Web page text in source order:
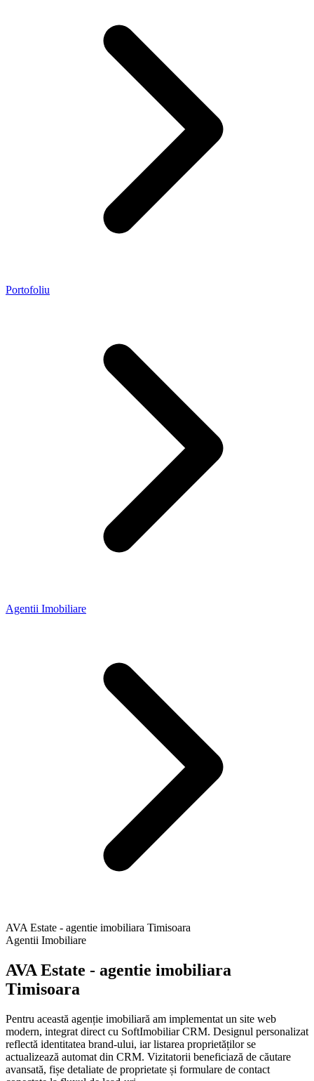
Portofoliu
Agentii Imobiliare
AVA Estate - agentie imobiliara Timisoara
Agentii Imobiliare
AVA Estate - agentie imobiliara
Timisoara
Pentru această agenție imobiliară am implementat un site web
modern, integrat direct cu SoftImobiliar CRM. Designul personalizat
reflectă identitatea brand-ului, iar listarea proprietăților se
actualizează automat din CRM. Vizitatorii beneficiază de căutare
avansată, fișe detaliate de proprietate și formulare de contact